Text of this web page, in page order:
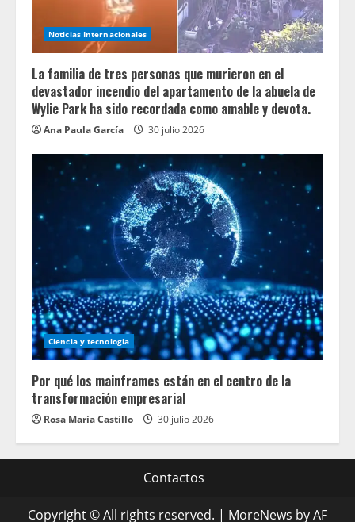
Noticias Internacionales
La familia de tres personas que murieron en el
devastador incendio del apartamento de la abuela de
Wylie Park ha sido recordada como amable y devota.
Ana Paula García 30 julio 2026
Ciencia y tecnologia
Por qué los mainframes están en el centro de la
transformación empresarial
Rosa María Castillo 30 julio 2026
Contactos
Copyright © All rights reserved. | MoreNews by AF